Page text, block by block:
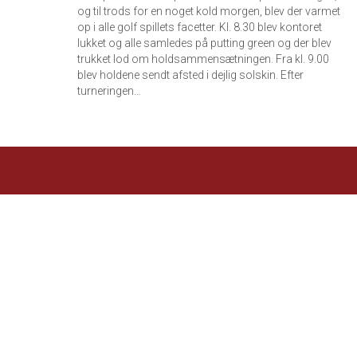
og til trods for en noget kold morgen, blev der varmet
op i alle golf spillets facetter. Kl. 8.30 blev kontoret
lukket og alle samledes på putting green og der blev
trukket lod om holdsammensætningen. Fra kl. 9.00
blev holdene sendt afsted i dejlig solskin. Efter
turneringen…